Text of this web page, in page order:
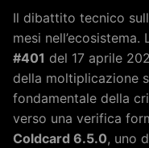
Il dibattito tecnico
mesi nell’ecosistema.
#401 del 17 aprile
della moltiplicazione
fondamentale della
verso una verifica
Coldcard 6.5.0, uno